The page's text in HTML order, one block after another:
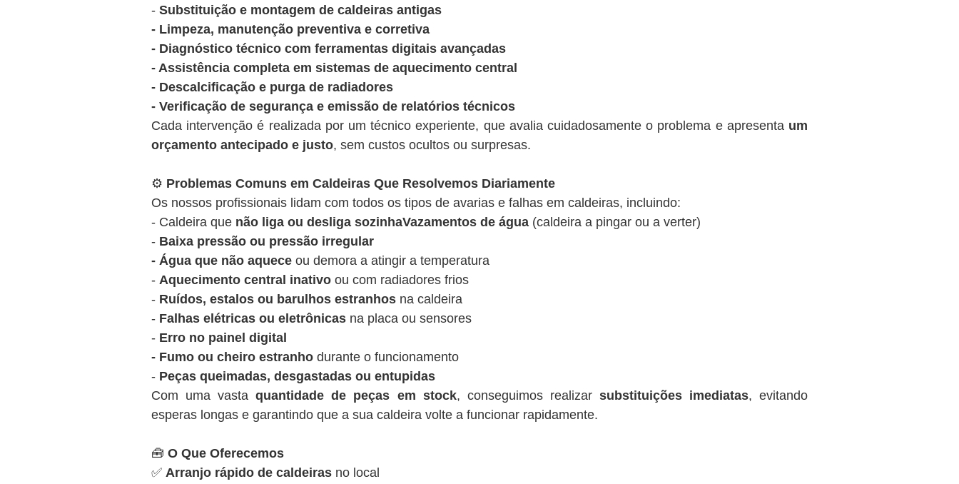
- Substituição e montagem de caldeiras antigas
- Limpeza, manutenção preventiva e corretiva
- Diagnóstico técnico com ferramentas digitais avançadas
- Assistência completa em sistemas de aquecimento central
- Descalcificação e purga de radiadores
- Verificação de segurança e emissão de relatórios técnicos
Cada intervenção é realizada por um técnico experiente, que avalia cuidadosamente o problema e apresenta um
orçamento antecipado e justo, sem custos ocultos ou surpresas.
⚙️ Problemas Comuns em Caldeiras Que Resolvemos Diariamente
Os nossos profissionais lidam com todos os tipos de avarias e falhas em caldeiras, incluindo:
- Caldeira que não liga ou desliga sozinhaVazamentos de água (caldeira a pingar ou a verter)
- Baixa pressão ou pressão irregular
- Água que não aquece ou demora a atingir a temperatura
- Aquecimento central inativo ou com radiadores frios
- Ruídos, estalos ou barulhos estranhos na caldeira
- Falhas elétricas ou eletrônicas na placa ou sensores
- Erro no painel digital
- Fumo ou cheiro estranho durante o funcionamento
- Peças queimadas, desgastadas ou entupidas
Com uma vastaquantidade de peças em stock, conseguimos realizar substituições imediatas, evitando
esperas longas e garantindo que a sua caldeira volte a funcionar rapidamente.
🧰 O Que Oferecemos
✅ Arranjo rápido de caldeiras no local